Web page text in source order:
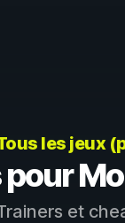
les jeux
et